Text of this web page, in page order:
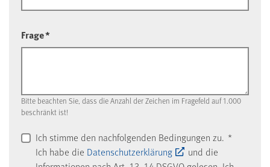
Frage*
Bitte beachten Sie, dass die Anzahl der Zeichen im Fragefeld auf 1.000
beschränkt ist!
Ich stimme den nachfolgenden Bedingungen zu. *
Ich habe die Datenschutzerklärung
und die